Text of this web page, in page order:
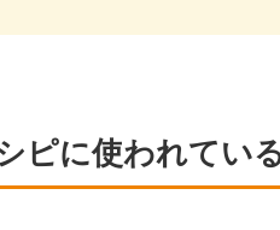
ピに使われてい